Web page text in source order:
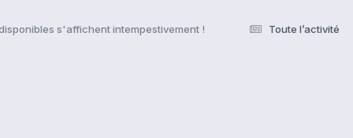
Toute l’activité
s'affichent intempestivement !